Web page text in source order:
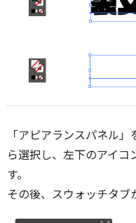
「アピアランスパネル
ら選択し、左下のアイコ
す。
その後、スウォッチタブ